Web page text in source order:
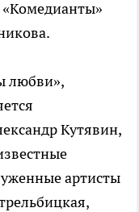
любви»,
Кутявин,
артисты